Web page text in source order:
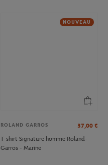
NOUVEAU
ROLAND GARROS 37,00 €
T-shirt Signature homme Roland-
Garros - Marine